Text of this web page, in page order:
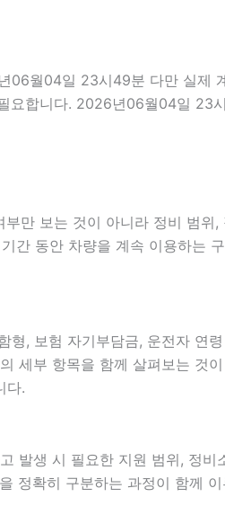
06월04일 23시49분 다만 실제
요합니다. 2026년06월04일 23
만 보는 것이 아니라 정비 범위
간 동안 차량을 계속 이용하는
, 보험 자기부담금, 운전자 연
세부 항목을 함께 살펴보는 것
다.
발생 시 필요한 지원 범위, 정비
확히 구분하는 과정이 함께